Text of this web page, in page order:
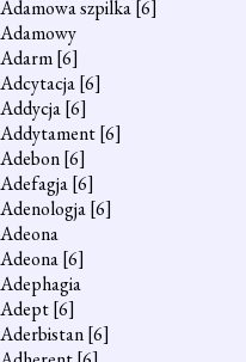
Adamowa szpilka[6]
Adamowy
Adarm[6]
Adcytacja[6]
Addycja[6]
Addytament[6]
Adebon[6]
Adefagja[6]
Adenologja[6]
Adeona
Adeona[6]
Adephagia
Adept[6]
Aderbistan[6]